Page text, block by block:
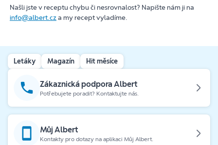
Našli jste v receptu chybu či nesrovnalost? Napište nám ji na
info@albert.cza my recept vyladíme.
Letáky Magazín Hit měsíce
Zákaznická podpora Albert
Potřebujete poradit? Kontaktujte nás.
Můj Albert
Kontakty pro dotazy na aplikaci Můj Albert.